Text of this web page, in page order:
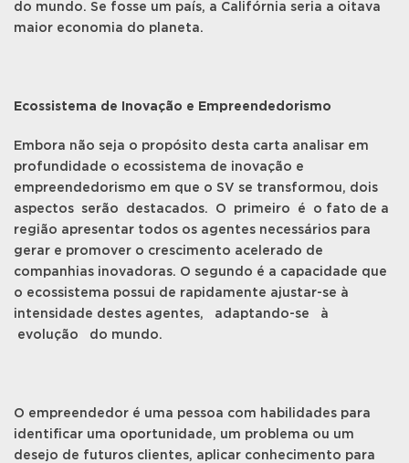
do mundo. Se fosse um país, a Califórnia seria a oitava
maior economia do planeta.
Ecossistema de Inovação e Empreendedorismo
Embora não seja o propósito desta carta analisar em
profundidade o ecossistema de inovação e
empreendedorismo em que o SV se transformou, dois
aspectos serão destacados. O primeiro é o fato de a
região apresentar todos os agentes necessários para
gerar e promover o crescimento acelerado de
companhias inovadoras. O segundo é a capacidade que
o ecossistema possui de rapidamente ajustar-se à
intensidade destes agentes, adaptando-se à
evolução do mundo.
O empreendedor é uma pessoa com habilidades para
identificar uma oportunidade, um problema ou um
desejo de futuros clientes, aplicar conhecimento para